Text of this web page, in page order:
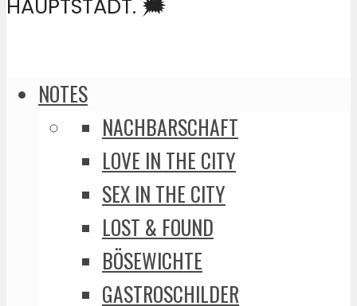
HAUPTSTADT. 🗯️
NOTES
NACHBARSCHAFT
LOVE IN THE CITY
SEX IN THE CITY
LOST & FOUND
BÖSEWICHTE
GASTROSCHILDER